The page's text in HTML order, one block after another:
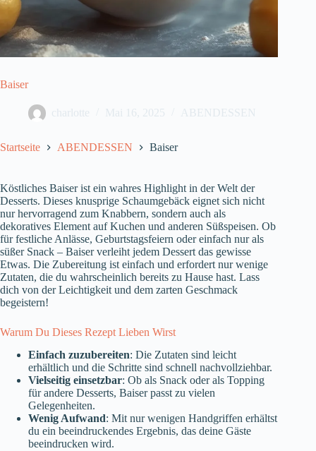
Baiser
charlotte Mai 16, 2025 ABENDESSEN
Startseite ABENDESSEN Baiser
Köstliches Baiser ist ein wahres Highlight in der Welt der
Desserts. Dieses knusprige Schaumgebäck eignet sich nicht
nur hervorragend zum Knabbern, sondern auch als
dekoratives Element auf Kuchen und anderen Süßspeisen. Ob
für festliche Anlässe, Geburtstagsfeiern oder einfach nur als
süßer Snack – Baiser verleiht jedem Dessert das gewisse
Etwas. Die Zubereitung ist einfach und erfordert nur wenige
Zutaten, die du wahrscheinlich bereits zu Hause hast. Lass
dich von der Leichtigkeit und dem zarten Geschmack
begeistern!
Warum Du Dieses Rezept Lieben Wirst
Einfach zuzubereiten: Die Zutaten sind leicht
erhältlich und die Schritte sind schnell nachvollziehbar.
Vielseitig einsetzbar: Ob als Snack oder als Topping
für andere Desserts, Baiser passt zu vielen
Gelegenheiten.
Wenig Aufwand: Mit nur wenigen Handgriffen erhältst
du ein beeindruckendes Ergebnis, das deine Gäste
beeindrucken wird.